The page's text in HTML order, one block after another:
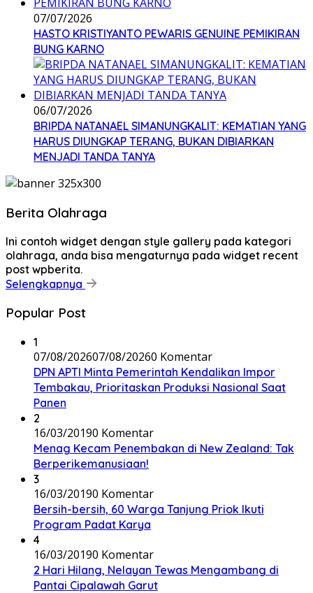
07/07/2026
HASTO KRISTIYANTO PEWARIS GENUINE PEMIKIRAN
BUNG KARNO
06/07/2026
BRIPDA NATANAEL SIMANUNGKALIT: KEMATIAN YANG
HARUS DIUNGKAP TERANG, BUKAN DIBIARKAN
MENJADI TANDA TANYA
Berita Olahraga
Ini contoh widget dengan style gallery pada kategori
olahraga, anda bisa mengaturnya pada widget recent
post wpberita.
Selengkapnya
Popular Post
1
07/08/202607/08/20260 Komentar
DPN APTI Minta Pemerintah Kendalikan Impor
Tembakau, Prioritaskan Produksi Nasional Saat
Panen
2
16/03/20190 Komentar
Menag Kecam Penembakan di New Zealand: Tak
Berperikemanusiaan!
3
16/03/20190 Komentar
Bersih-bersih, 60 Warga Tanjung Priok Ikuti
Program Padat Karya
4
16/03/20190 Komentar
2 Hari Hilang, Nelayan Tewas Mengambang di
Pantai Cipalawah Garut